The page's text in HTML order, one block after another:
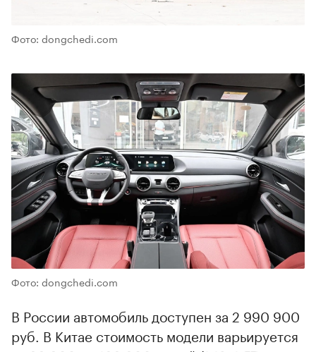
Фото: dongchedi.com
Фото: dongchedi.com
В России автомобиль доступен за 2 990 900
руб. В Китае стоимость модели варьируется